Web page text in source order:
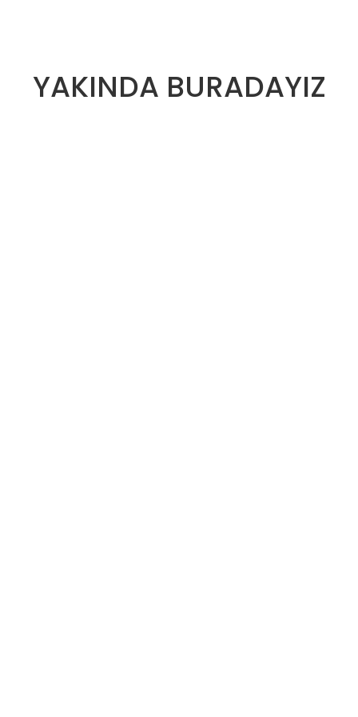
YAKINDA BURADAYIZ